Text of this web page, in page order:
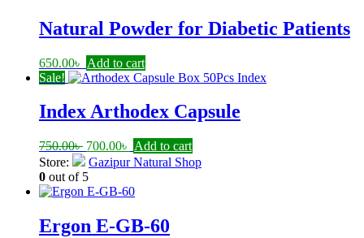
Natural Powder for Diabetic Patients
650.00৳ Add to cart
Sale!
Index Arthodex Capsule
750.00৳ Original
price
was:
750.00৳ .
700.00৳
Current
price
700.00৳ .
Add to cart
Store:
Gazipur Natural Shop
0 out of 5
Ergon E-GB-60